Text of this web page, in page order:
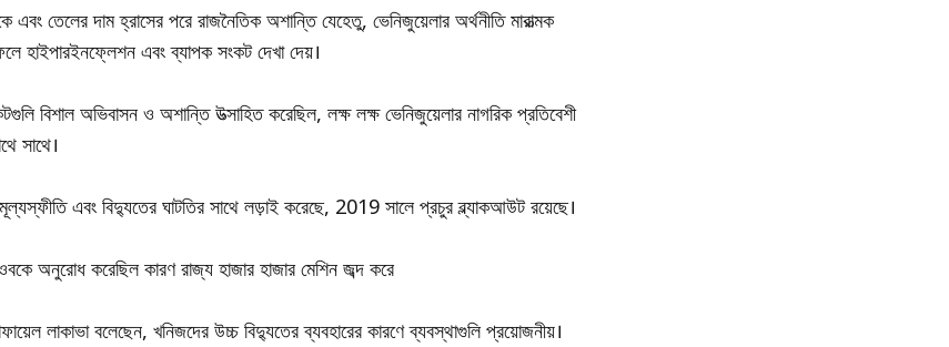
তেলের দাম হ্রাসের পরে রাজনৈতিক অশান্তি যেহেতু, ভেনিজুয়েলার অর্থনীতি মারাত্মক
হাইপারইনফ্লেশন এবং ব্যাপক সংকট দেখা দেয়।
বিশাল অভিবাসন ও অশান্তি উত্সাহিত করেছিল, লক্ষ লক্ষ ভেনিজুয়েলার নাগরিক প্রতিবেশী
সাথে।
এবং বিদ্যুতের ঘাটতির সাথে লড়াই করেছে, 2019 সালে প্রচুর ব্ল্যাকআউট রয়েছে।
অনুরোধ করেছিল কারণ রাজ্য হাজার হাজার মেশিন জব্দ করে
লাকাভা বলেছেন, খনিজদের উচ্চ বিদ্যুতের ব্যবহারের কারণে ব্যবস্থাগুলি প্রয়োজনীয়।